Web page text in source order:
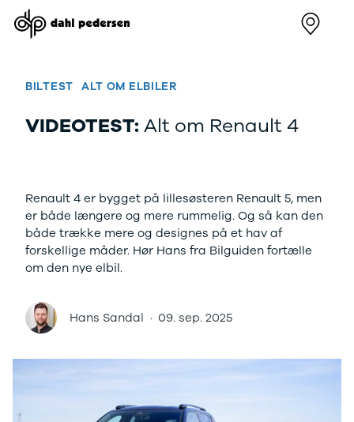
EX30
Anmeldelser
Privatleasing
Anmeldelser
Privatleasing
Tilbud
EC40
Modeller
Privatleasing
Tilbud
Modeller
Se alle
Polestar
Se alle
Renault
Elbil
Se alle
Renault
Volvo
Se alle Volvo
Biltyper
biltyper
Dieselbil
Renault
Dacia
Biltest
Alt om
elbiler
Alt om
Sommerferie
Renault
Volvo service
Alle
Aircondition
Dæk
Sporing
BILTEST ALT OM ELBILER
VIDEOTEST:Alt om Renault 4
Renault 4 er bygget på lillesøsteren Renault 5, men
er både længere og mere rummelig. Og så kan den
både trække mere og designes på et hav af
forskellige måder. Hør Hans fra Bilguiden fortælle
om den nye elbil.
Hans Sandal · 09. sep. 2025